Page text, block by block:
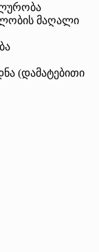
მაღალი
(დამატებითი